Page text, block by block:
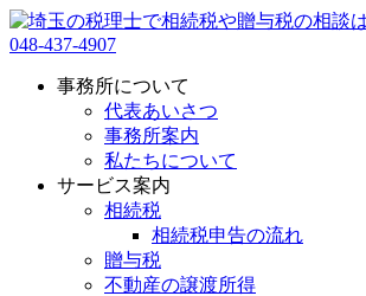
048-437-4907
事務所について
代表あいさつ
事務所案内
私たちについて
サービス案内
相続税
相続税申告の流れ
贈与税
不動産の譲渡所得